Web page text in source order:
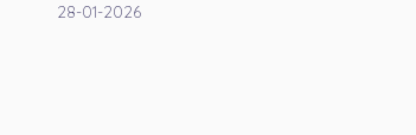
28-01-2026